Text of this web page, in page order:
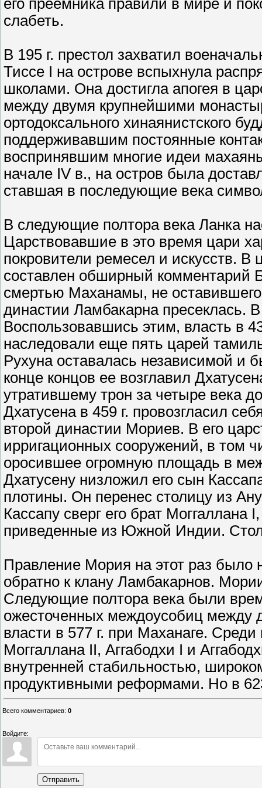
его преемника правили в мире и
слабеть.
В 195 г. престол захватил
Тиссе I на острове вспыхнула
школами. Она достигла апогея в
между двумя крупнейшими
ортодоксального хинаянистского
поддерживавшим постоянные
воспринявшим многие идеи
начале IV в., на остров была
ставшая в последующие века
В следующие полтора века Ланка
Царствовавшие в это время цари
покровители ремесел и искусств.
составлен обширный комментарий
смертью Маханамы, не
династии Ламбакарна пресеклась.
Воспользовавшись этим, власть в
наследовали еще пять царей
Рухуна оставалась независимой и
конце концов ее возглавил
утратившему трон за четыре века
Дхатусена в 459 г. провозгласил
второй династии Мориев. В его
ирригационных сооружений, в том
оросившее огромную площадь в
Дхатусену низложил его сын
плотины. Он перенес столицу из
Кассапу сверг его брат Моггаллана
приведенные из Южной Индии.
Правление Мория на этот раз было
обратно к клану Ламбакарнов.
Следующие полтора века были
ожесточенных междоусобиц между
власти в 577 г. при Маханаге.
Моггаллана II, Аггабодхи I и
внутренней стабильностью,
продуктивными реформами. Но в
Всего комментариев: 0
Войдите:
Отправить